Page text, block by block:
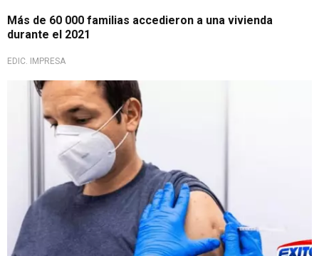
Más de 60 000 familias accedieron a una vivienda
durante el 2021
EDIC. IMPRESA